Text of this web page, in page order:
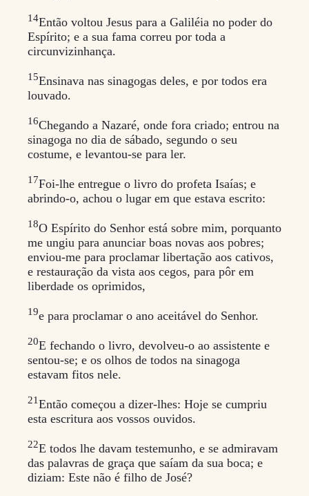
14Então voltou Jesus para a Galiléia no poder do
Espírito; e a sua fama correu por toda a
circunvizinhança.
15Ensinava nas sinagogas deles, e por todos era
louvado.
16Chegando a Nazaré, onde fora criado; entrou na
sinagoga no dia de sábado, segundo o seu
costume, e levantou-se para ler.
17Foi-lhe entregue o livro do profeta Isaías; e
abrindo-o, achou o lugar em que estava escrito:
18O Espírito do Senhor está sobre mim, porquanto
me ungiu para anunciar boas novas aos pobres;
enviou-me para proclamar libertação aos cativos,
e restauração da vista aos cegos, para pôr em
liberdade os oprimidos,
19e para proclamar o ano aceitável do Senhor.
20E fechando o livro, devolveu-o ao assistente e
sentou-se; e os olhos de todos na sinagoga
estavam fitos nele.
21Então começou a dizer-lhes: Hoje se cumpriu
esta escritura aos vossos ouvidos.
22E todos lhe davam testemunho, e se admiravam
das palavras de graça que saíam da sua boca; e
diziam: Este não é filho de José?